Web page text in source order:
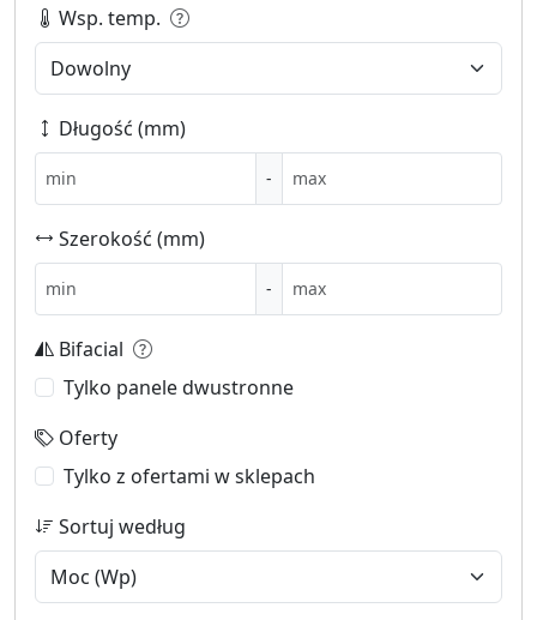
Wsp. temp.
Długość (mm)
-
Szerokość (mm)
-
Bifacial
Tylko panele dwustronne
Oferty
Tylko z ofertami w sklepach
Sortuj według